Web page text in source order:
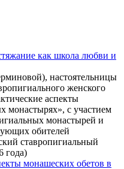
как школа любви и
настоятельницы
женского
аспекты
монастырях», с участием
монастырей и
обителей
ставропигиальный
года)
монашеских обетов в